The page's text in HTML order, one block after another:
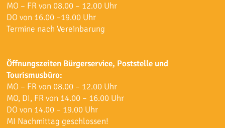
MO – FR von 08.00 – 12.00 Uhr
DO von 16.00 –19.00 Uhr
Termine nach Vereinbarung
Öffnungszeiten Bürgerservice, Poststelle und
Tourismusbüro:
MO – FR von 08.00 – 12.00 Uhr
MO, DI, FR von 14.00 – 16.00 Uhr
DO von 14.00 – 19.00 Uhr
MI Nachmittag geschlossen!